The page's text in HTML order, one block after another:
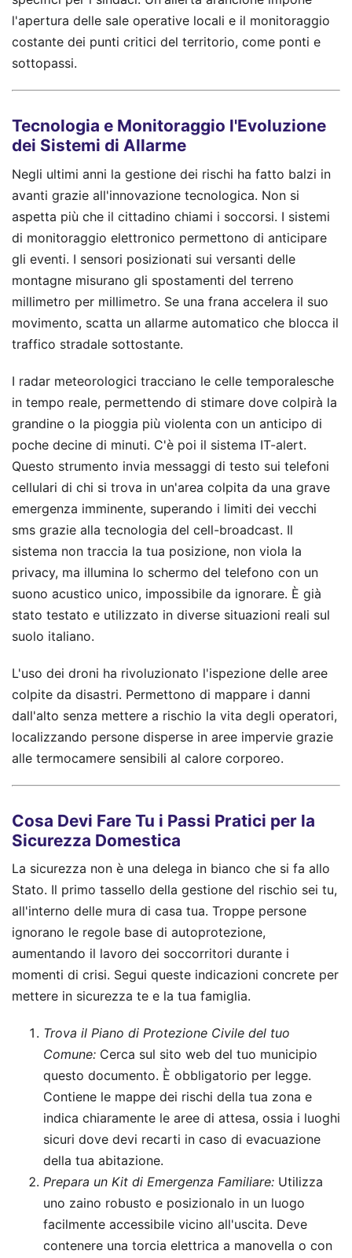
l'apertura delle sale operative locali e il monitoraggio
costante dei punti critici del territorio, come ponti e
sottopassi.
Tecnologia e Monitoraggio l'Evoluzione
dei Sistemi di Allarme
Negli ultimi anni la gestione dei rischi ha fatto balzi in
avanti grazie all'innovazione tecnologica. Non si
aspetta più che il cittadino chiami i soccorsi. I sistemi
di monitoraggio elettronico permettono di anticipare
gli eventi. I sensori posizionati sui versanti delle
montagne misurano gli spostamenti del terreno
millimetro per millimetro. Se una frana accelera il suo
movimento, scatta un allarme automatico che blocca il
traffico stradale sottostante.
I radar meteorologici tracciano le celle temporalesche
in tempo reale, permettendo di stimare dove colpirà la
grandine o la pioggia più violenta con un anticipo di
poche decine di minuti. C'è poi il sistema IT-alert.
Questo strumento invia messaggi di testo sui telefoni
cellulari di chi si trova in un'area colpita da una grave
emergenza imminente, superando i limiti dei vecchi
sms grazie alla tecnologia del cell-broadcast. Il
sistema non traccia la tua posizione, non viola la
privacy, ma illumina lo schermo del telefono con un
suono acustico unico, impossibile da ignorare. È già
stato testato e utilizzato in diverse situazioni reali sul
suolo italiano.
L'uso dei droni ha rivoluzionato l'ispezione delle aree
colpite da disastri. Permettono di mappare i danni
dall'alto senza mettere a rischio la vita degli operatori,
localizzando persone disperse in aree impervie grazie
alle termocamere sensibili al calore corporeo.
Cosa Devi Fare Tu i Passi Pratici per la
Sicurezza Domestica
La sicurezza non è una delega in bianco che si fa allo
Stato. Il primo tassello della gestione del rischio sei tu,
all'interno delle mura di casa tua. Troppe persone
ignorano le regole base di autoprotezione,
aumentando il lavoro dei soccorritori durante i
momenti di crisi. Segui queste indicazioni concrete per
mettere in sicurezza te e la tua famiglia.
Trova il Piano di Protezione Civile del tuo
Comune: Cerca sul sito web del tuo municipio
questo documento. È obbligatorio per legge.
Contiene le mappe dei rischi della tua zona e
indica chiaramente le aree di attesa, ossia i luoghi
sicuri dove devi recarti in caso di evacuazione
della tua abitazione.
Prepara un Kit di Emergenza Familiare: Utilizza
uno zaino robusto e posizionalo in un luogo
facilmente accessibile vicino all'uscita. Deve
contenere una torcia elettrica a manovella o con